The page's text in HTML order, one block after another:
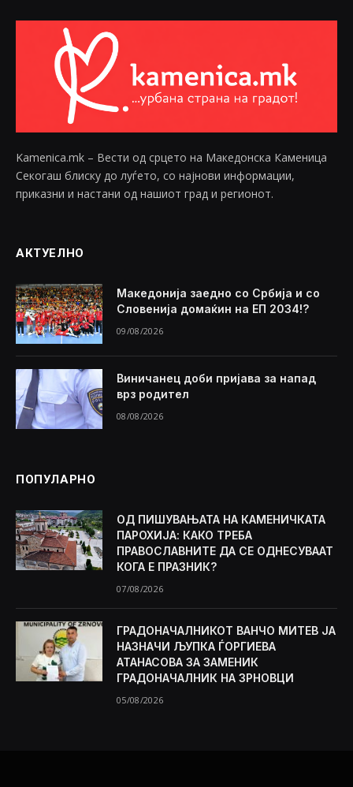
Kamenica.mk – Вести од срцето на Македонска Каменица
Секогаш блиску до луѓето, со најнови информации,
приказни и настани од нашиот град и регионот.
АКТУЕЛНО
Македонија заедно со Србија и со
Словенија домаќин на ЕП 2034!?
09/08/2026
Виничанец доби пријава за напад
врз родител
08/08/2026
ПОПУЛАРНО
ОД ПИШУВАЊАТА НА КАМЕНИЧКАТА
ПАРОХИЈА: КАКО ТРЕБА
ПРАВОСЛАВНИТЕ ДА СЕ ОДНЕСУВААТ
КОГА Е ПРАЗНИК?
07/08/2026
ГРАДОНАЧАЛНИКОТ ВАНЧО МИТЕВ ЈА
НАЗНАЧИ ЉУПКА ЃОРГИЕВА
АТАНАСОВА ЗА ЗАМЕНИК
ГРАДОНАЧАЛНИК НА ЗРНОВЦИ
05/08/2026